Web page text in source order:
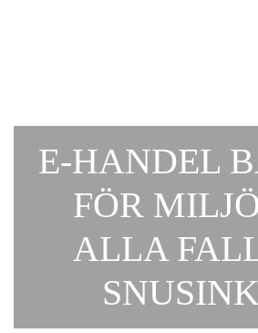
E-HANDEL
FÖR
ALLA